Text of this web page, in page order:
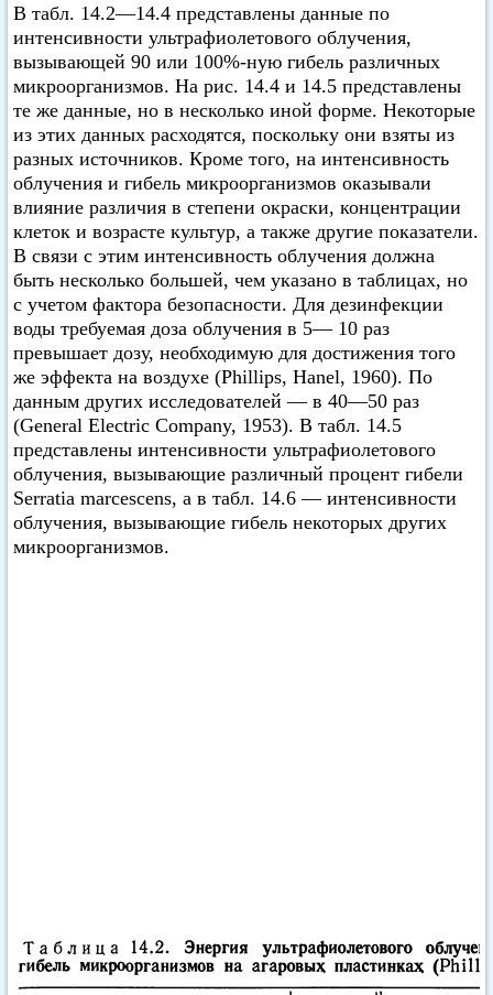
В табл. 14.2—14.4 представлены данные по
интенсивности ультрафиолетового облучения,
вызывающей 90 или 100%-ную гибель различных
микроорганизмов. На рис. 14.4 и 14.5 представлены
те же данные, но в несколько иной форме. Некоторые
из этих данных расходятся, поскольку они взяты из
разных источников. Кроме того, на интенсивность
облучения и гибель микроорганизмов оказывали
влияние различия в степени окраски, концентрации
клеток и возрасте культур, а также другие показатели.
В связи с этим интенсивность облучения должна
быть несколько большей, чем указано в таблицах, но
с учетом фактора безопасности. Для дезинфекции
воды требуемая доза облучения в 5— 10 раз
превышает дозу, необходимую для достижения того
же эффекта на воздухе (Phillips, Hanel, 1960). По
данным других исследователей — в 40—50 раз
(General Electric Company, 1953). В табл. 14.5
представлены интенсивности ультрафиолетового
облучения, вызывающие различный процент гибели
Serratia marcescens, а в табл. 14.6 — интенсивности
облучения, вызывающие гибель некоторых других
микроорганизмов.